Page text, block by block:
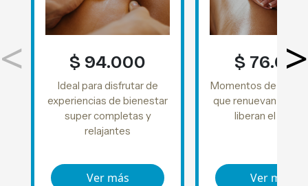
< $ 94.000
Ideal para disfrutar de
experiencias de bienestar
super completas y
relajantes
Ver más
$
Momentos de
que renuevan la
liberan el
Ver más
>